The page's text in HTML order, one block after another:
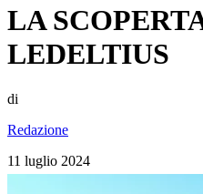
LA
LEDELTIUS
di
Redazione
11 luglio 2024